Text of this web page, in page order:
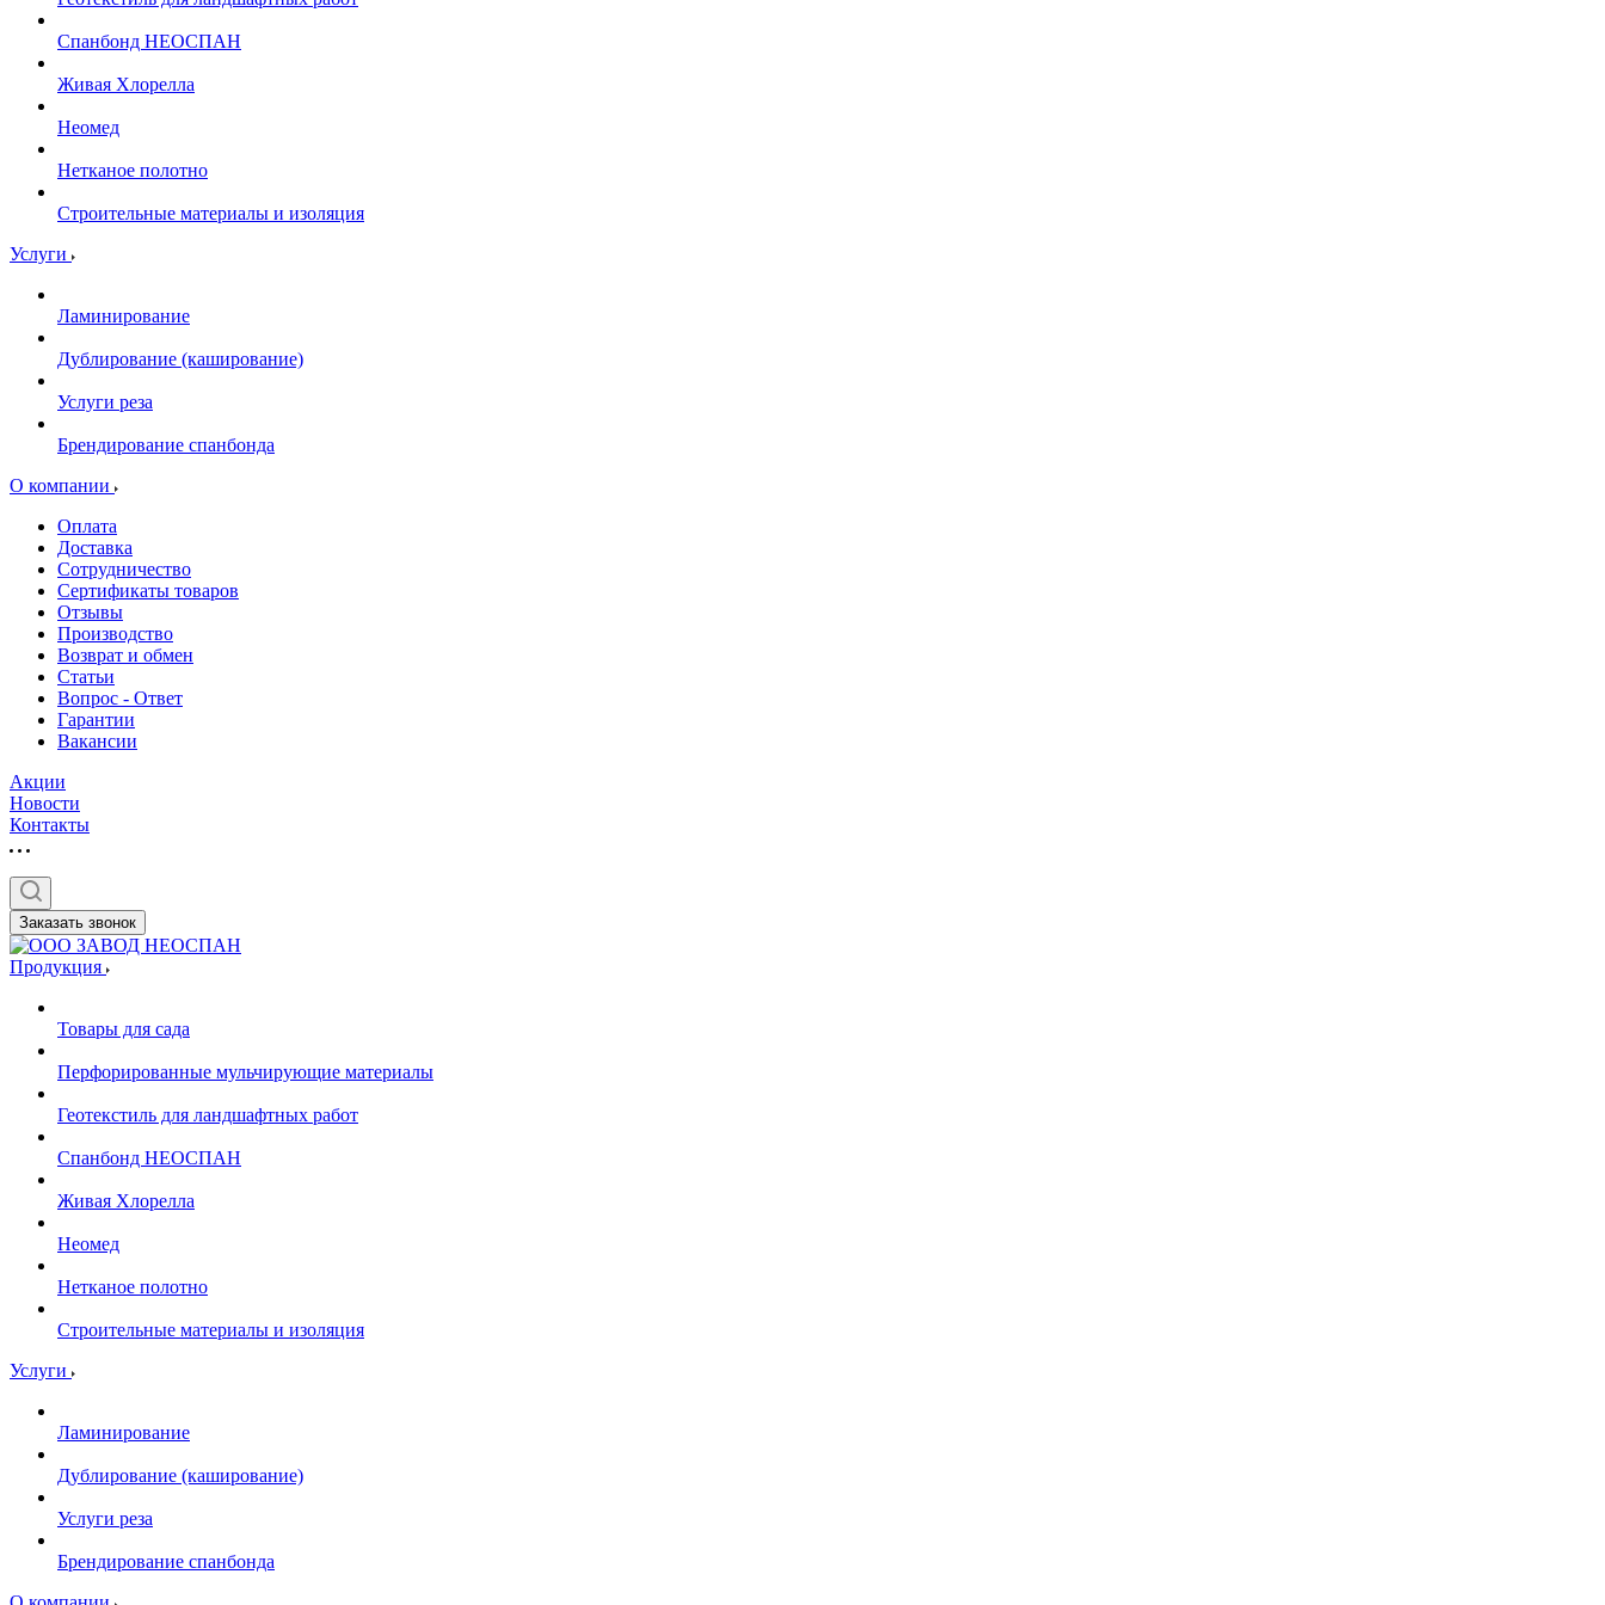
Спанбонд НЕОСПАН
Живая Хлорелла
Нeомед
Нетканое полотно
Строительные материалы и изоляция
Услуги
Ламинирование
Дублирование (каширование)
Услуги реза
Брендирование спанбонда
О компании
Оплата
Доставка
Сотрудничество
Сертификаты товаров
Отзывы
Производство
Возврат и обмен
Статьи
Вопрос - Ответ
Гарантии
Вакансии
Акции
Новости
Контакты
Заказать звонок
Продукция
Товары для сада
Перфорированные мульчирующие материалы
Геотекстиль для ландшафтных работ
Спанбонд НЕОСПАН
Живая Хлорелла
Нeомед
Нетканое полотно
Строительные материалы и изоляция
Услуги
Ламинирование
Дублирование (каширование)
Услуги реза
Брендирование спанбонда